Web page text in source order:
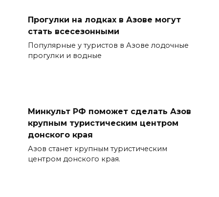
Прогулки на лодках в Азове могут
стать всесезонными
Популярные у туристов в Азове лодочные
прогулки и водные
Минкульт РФ поможет сделать Азов
крупным туристическим центром
донского края
Азов станет крупным туристическим
центром донского края.